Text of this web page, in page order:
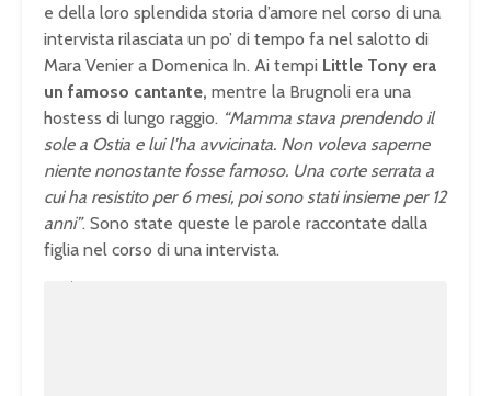
e della loro splendida storia d’amore nel corso di una
intervista rilasciata un po’ di tempo fa nel salotto di
Mara Venier a Domenica In. Ai tempi Little Tony era
un famoso cantante, mentre la Brugnoli era una
hostess di lungo raggio. “Mamma stava prendendo il
sole a Ostia e lui l’ha avvicinata. Non voleva saperne
niente nonostante fosse famoso. Una corte serrata a
cui ha resistito per 6 mesi, poi sono stati insieme per 12
anni”. Sono state queste le parole raccontate dalla
figlia nel corso di una intervista.